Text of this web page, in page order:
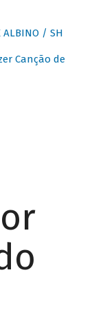
ALBINO / SH
Canção de